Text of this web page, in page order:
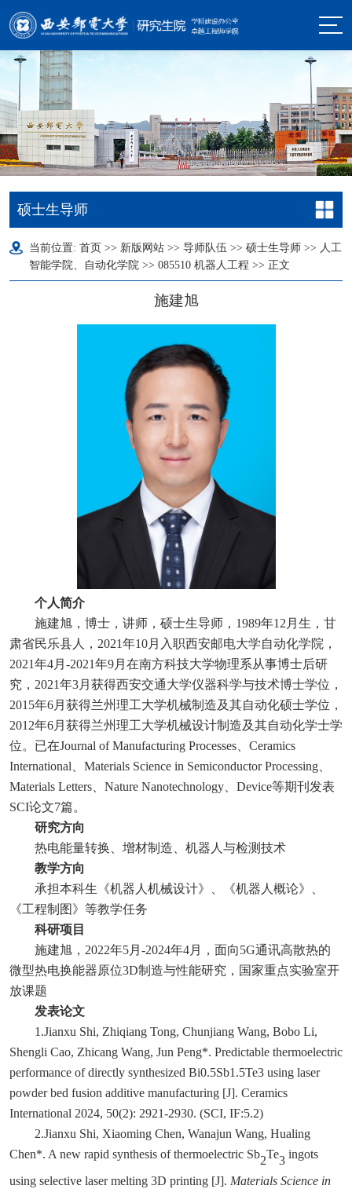
硕士生导师
当前位置: 首页 >> 新版网站 >> 导师队伍 >> 硕士生导师 >> 人工
智能学院、自动化学院 >> 085510 机器人工程 >> 正文
施建旭
个人简介
施建旭，博士，讲师，硕士生导师， 1989年1 2 月生，甘
肃省民乐县人， 2021年10月入职西安邮电大学自动化学院，
2021年4月 -2021年9月在南方科技大学物理系从事博士后研
究，2021年3月获得西安交通大学仪器科学与技术博士学位，
2015年6月获得兰州理工大学机械制造及其自动化硕士学位，
2012年6月获得兰州理工大学机械设计制造及其自动化学士学
位。已在Journal of Manufacturing Processes
Ceramics
International
Materials Science in Semiconductor Processing
Materials Letters
Nature Nanotechnology
Device等期刊发表
SCI论文7篇。
研究方向
热电能量转换、增材制造、机器人与检测技术
教学方向
承担本科生《机器人机械设计》、《机器人概论》、
《工程制图》等教学任务
科研项目
施建旭， 2022年5月-2024年4月，面向5G通讯高散热的
微型热电换能器原位3D制造与性能研究，国家重点实验室开
放课题
发表论文
1.Jianxu Shi, Zhiqiang Tong, Chunjiang Wang, Bobo Li,
Shengli Cao, Zhicang Wang, Jun Peng*. Predictable thermoelectric
performance of directly synthesized Bi0.5Sb1.5Te3 using laser
powder bed fusion additive manufacturing [J]. Ceramics
International 2024, 50(2): 2921-2930. (SCI, IF:5.2)
2.Jianxu Shi, Xiaoming Chen, Wanajun Wang, Hualing
Chen*. A new rapid synthesis of thermoelectric Sb2Te3 ingots
using selective laser melting 3D printing [J]. Materials Science in